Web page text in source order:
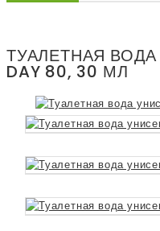
ТУАЛЕТНАЯ ВОДА
DAY 80, 30 МЛ